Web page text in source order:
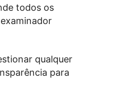
todos os
qualquer
para